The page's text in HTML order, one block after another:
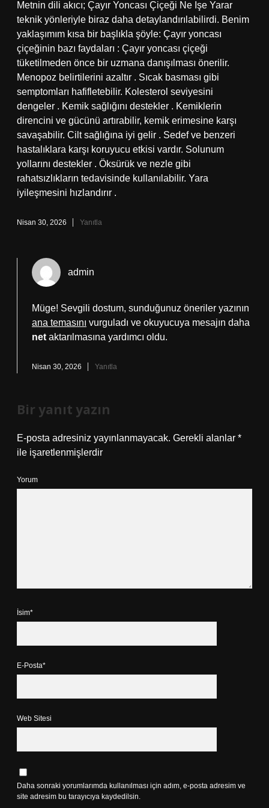
Metnin dili akıcı; Çayır Yoncası Çiçeği Ne Işe Yarar
teknik yönleriyle biraz daha detaylandırılabilirdi. Benim
yaklaşımım kısa bir başlıkla şöyle: Çayır yoncası
çiçeğinin bazı faydaları : Çayır yoncası çiçeği
tüketilmeden önce bir uzmana danışılması önerilir.
Menopoz belirtilerini azaltır . Sıcak basması gibi
semptomları hafifletebilir. Kolesterol seviyesini
dengeler . Kemik sağlığını destekler . Kemiklerin
direncini ve gücünü artırabilir, kemik erimesine karşı
savaşabilir. Cilt sağlığına iyi gelir . Sedef ve benzeri
hastalıklara karşı koruyucu etkisi vardır. Solunum
yollarını destekler . Öksürük ve nezle gibi
rahatsızlıkların tedavisinde kullanılabilir. Yara
iyileşmesini hızlandırır .
Nisan 30, 2026 Yanıtla
admin
Müge! Sevgili dostum, sunduğunuz öneriler yazının
ana temasını vurguladı ve okuyucuya mesajın daha
net aktarılmasına yardımcı oldu.
Nisan 30, 2026 Yanıtla
Bir yanıt yazın
E-posta adresiniz yayınlanmayacak. Gerekli alanlar *
ile işaretlenmişlerdir
Yorum
İsim*
E-Posta*
Web Sitesi
Daha sonraki yorumlarımda kullanılması için adım, e-posta adresim ve
site adresim bu tarayıcıya kaydedilsin.